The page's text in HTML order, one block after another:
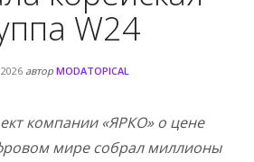
W24
автор MODATOPICAL
компании «ЯРКО» о цене
мире собрал миллионы